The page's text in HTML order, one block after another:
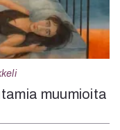
muumioita